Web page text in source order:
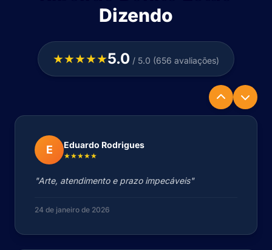
Dizendo
★★★★★5.0 / 5.0 (656 avaliações)
E Eduardo Rodrigues
★★★★★
"Arte, atendimento e prazo impecáveis"
24 de janeiro de 2026